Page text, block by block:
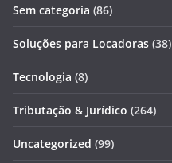
Sem categoria (86)
Soluções para Locadoras (38)
Tecnologia (8)
Tributação & Jurídico (264)
Uncategorized (99)